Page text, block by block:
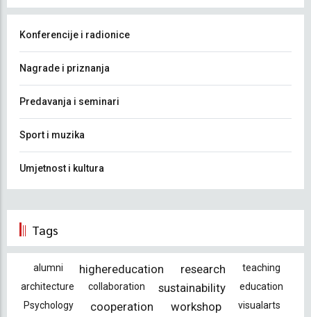
Konferencije i radionice
Nagrade i priznanja
Predavanja i seminari
Sport i muzika
Umjetnost i kultura
Tags
alumni highereducation research
teaching
architecture
collaboration sustainability
education
Psychology
cooperation workshop
visualarts